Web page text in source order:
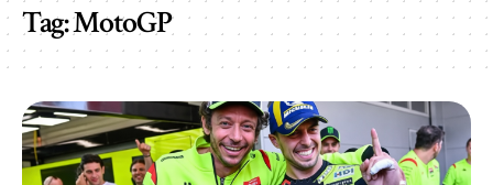
Tag:MotoGP